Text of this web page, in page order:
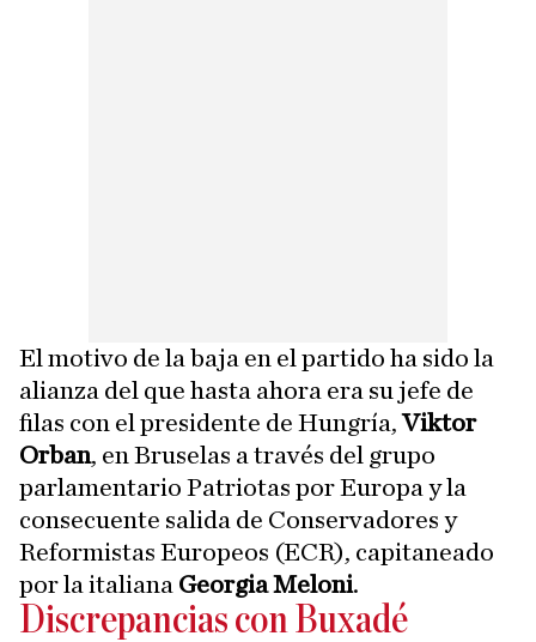
El motivo de la baja en el partido ha sido la
alianza del que hasta ahora era su jefe de
filas con el presidente de Hungría,Viktor
Orban, en Bruselas a través del grupo
parlamentario Patriotas por Europa y la
consecuente salida de Conservadores y
Reformistas Europeos (ECR), capitaneado
por la italiana Georgia Meloni.
Discrepancias con Buxadé